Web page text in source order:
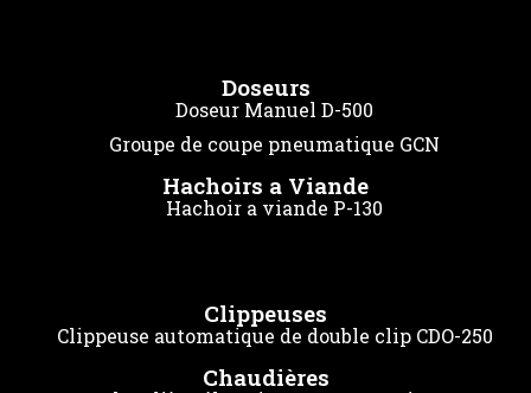
Doseurs
Doseur Manuel D-500
Groupe de coupe pneumatique GCN
Hachoirs a Viande
Hachoir a viande P-130
Clippeuses
Clippeuse automatique de double clip CDO-250
Chaudières